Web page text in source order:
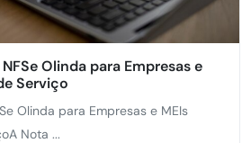
Olinda para Empresas e
Serviço
Olinda para Empresas e MEIs
Nota ...